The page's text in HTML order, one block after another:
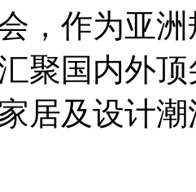
，作为亚
聚国内外
居及设计